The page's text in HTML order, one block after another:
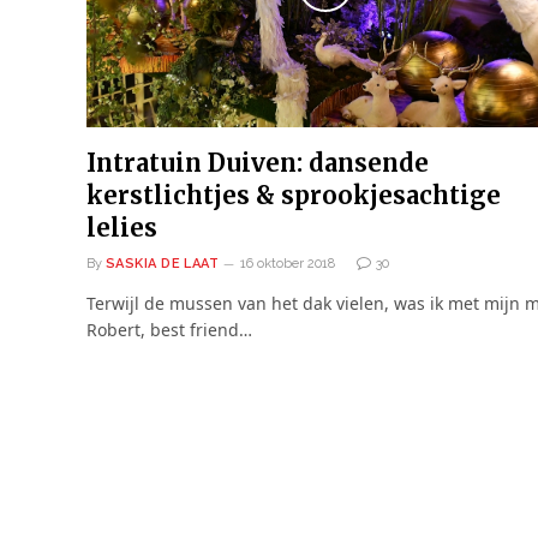
Intratuin Duiven: dansende
kerstlichtjes & sprookjesachtige
lelies
By SASKIA DE LAAT 16 oktober 2018 30
Terwijl de mussen van het dak vielen, was ik met mijn
Robert, best friend…